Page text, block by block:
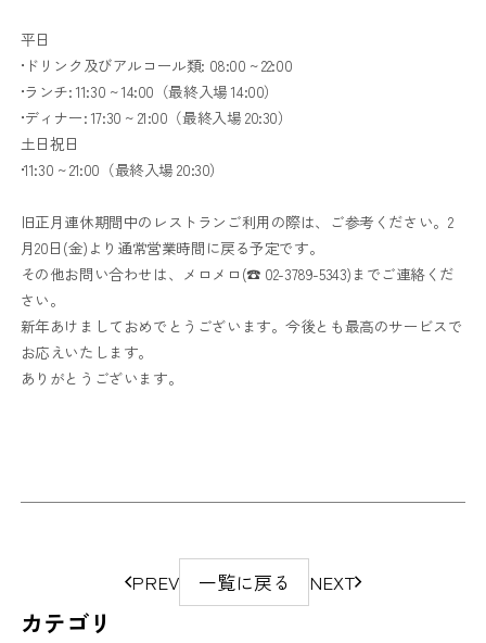
平日
•ドリンク及びアルコール類: 08:00 ~ 22:00
•ランチ: 11:30 ~ 14:00（最終入場 14:00）
•ディナー: 17:30 ~ 21:00（最終入場 20:30）
土日祝日
•11:30 ~ 21:00（最終入場 20:30）
旧正月連休期間中のレストランご利用の際は、ご参考ください。2
月20日(金)より通常営業時間に戻る予定です。
その他お問い合わせは、メロメロ(☎ 02-3789-5343)までご連絡くだ
さい。
新年あけましておめでとうございます。今後とも最高のサービスで
お応えいたします。
ありがとうございます。
ジ
PREV 一覧に戻る NEXT
カテゴリ